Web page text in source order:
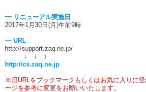
━ リニューアル実施日
2017年1月30日(月)午前9時
━ URL
http://support.zaq.ne.jp/
↓ ↓ ↓
http://cs.zaq.ne.jp
※旧URLをブックマークもしくはお気に入りに
ージを参考に変更をお願いいたします。